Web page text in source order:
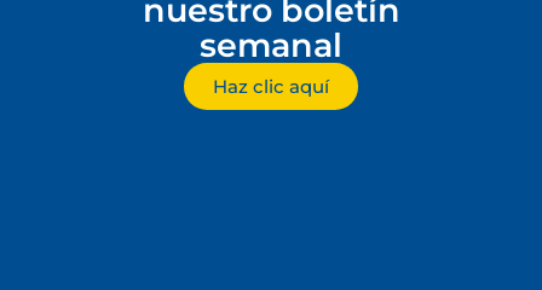
nuestro boletín
semanal
Haz clic aquí